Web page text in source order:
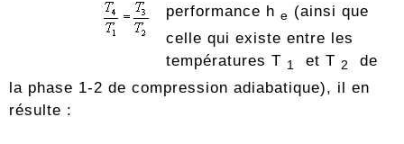
performance h e (ainsi que
celle qui existe entre les
températures T 1 et T 2
de
la phase 1-2 de compression adiabatique), il en
résulte :